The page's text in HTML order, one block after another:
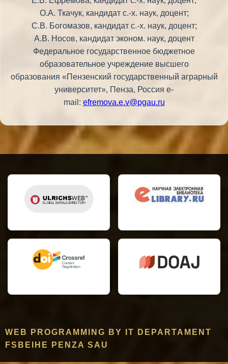
О.А. Ткачук, кандидат с.-х. наук, доцент;
С.В. Богомазов, кандидат с.-х. наук, доцент;
А.В. Носов, кандидат эконом. наук, доцент
Федеральное государственное бюджетное
образовательное учреждение высшего
образования «Пензенский государственный аграрный
университет», Пенза, Россия e-
mail: efremova.e.v@pgau.ru
WEB PROGRAMMING BY IT DEPARTAMENT
FSBEIHE PENZA SAU